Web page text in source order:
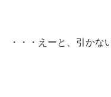
・・・えーと、引かな